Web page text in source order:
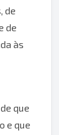
de
de
às
que
e que